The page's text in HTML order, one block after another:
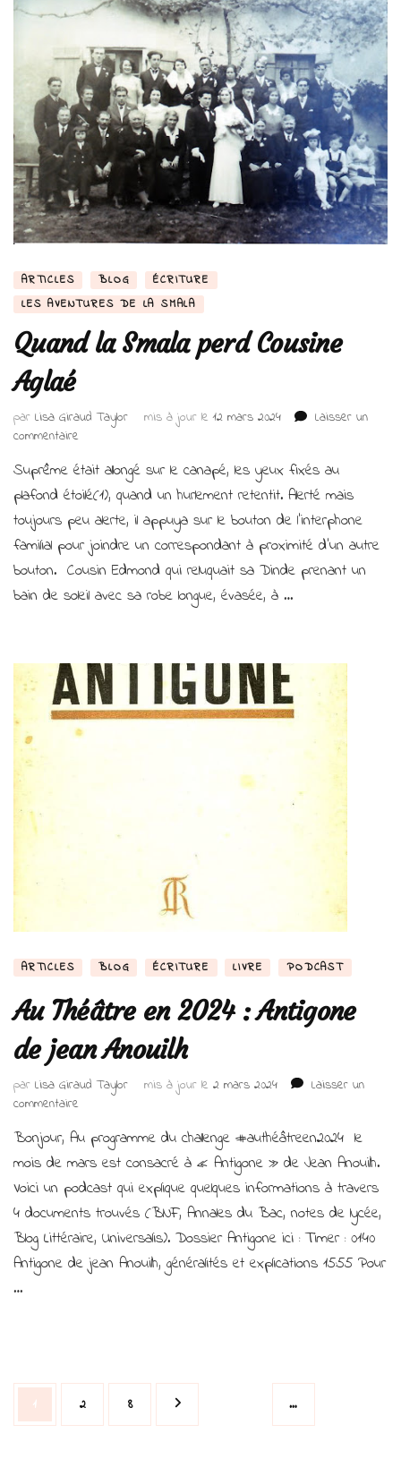
ARTICLES BLOG
ÉCRITURE
LES AVENTURES DE LA SMALA
Quand la Smala perd Cousine
Aglaé
par Lisa Giraud Taylor mis à jour le 12 mars 2024
Laisser un
commentaire
la
Smala
Cousine
Aglaé
Suprême était allongé sur le canapé, les yeux fixés au
plafond étoilé(1), quand un hurlement retentit. Alerté mais
toujours peu alerte, il appuya sur le bouton de l’interphone
familial pour joindre un correspondant à proximité d’un autre
bouton. Cousin Edmond qui reluquait sa Dinde prenant un
bain de soleil avec sa robe longue, évasée, à …
ARTICLES BLOG ÉCRITURE LIVRE PODCAST
Au Théâtre en 2024 : Antigone
de jean Anouilh
par Lisa Giraud Taylor mis à jour le 2 mars 2024
Laisser un
commentaire
Théâtre
en
2024
:
Antigone
de
jean
Anouilh
Bonjour, Au programme du challenge #authéâtreen2024 le
mois de mars est consacré à « Antigone » de Jean Anouilh.
Voici un podcast qui explique quelques informations à travers
4 documents trouvés (BNF, Annales du Bac, notes de lycée,
Blog Littéraire, Universalis). Dossier Antigone ici : Timer : 01:40
Antigone de jean Anouilh, généralités et explications 15:55 Pour
…
Navigation
des
Page
1 Page
2 …
Page
8